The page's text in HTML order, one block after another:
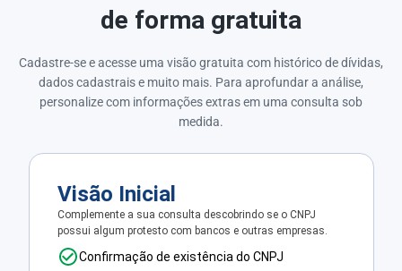
de forma gratuita
Cadastre-se e acesse uma visão gratuita com histórico de dívidas,
dados cadastrais e muito mais. Para aprofundar a análise,
personalize com informações extras em uma consulta sob
medida.
Visão Inicial
Complemente a sua consulta descobrindo se o CNPJ
possui algum protesto com bancos e outras empresas.
Confirmação de existência do CNPJ